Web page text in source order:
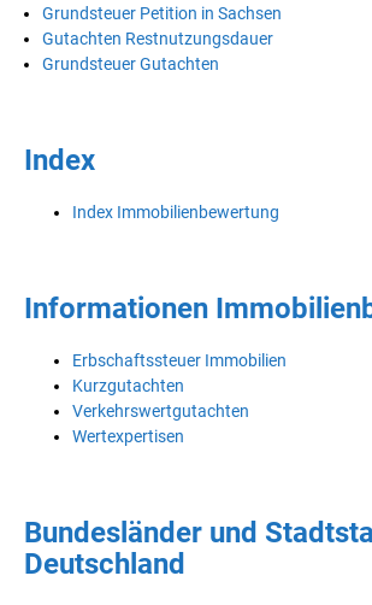
Grundsteuer Petition in Sachsen
Gutachten Restnutzungsdauer
Grundsteuer Gutachten
Index
Index Immobilienbewertung
Informationen
Erbschaftssteuer Immobilien
Kurzgutachten
Verkehrswertgutachten
Wertexpertisen
Bundesländer und
Deutschland